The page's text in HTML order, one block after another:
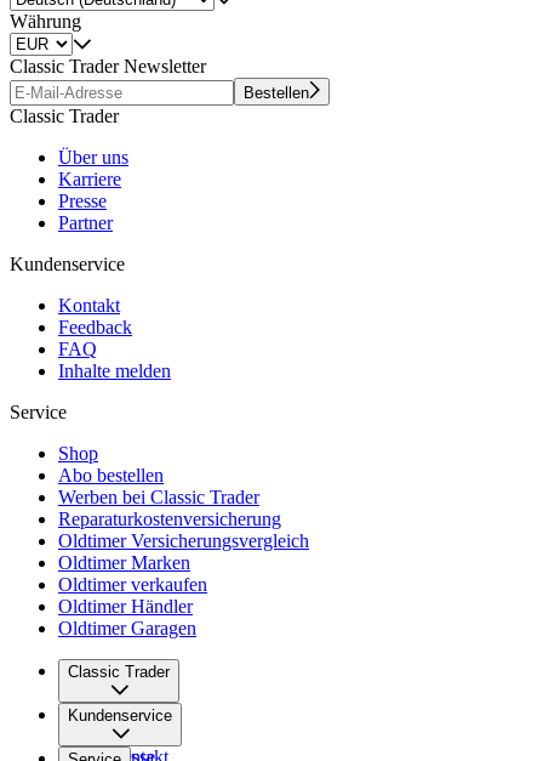
Währung
Classic Trader Newsletter
Bestellen
Classic Trader
Über uns
Karriere
Presse
Partner
Kundenservice
Kontakt
Feedback
FAQ
Inhalte melden
Service
Shop
Abo bestellen
Werben bei Classic Trader
Reparaturkostenversicherung
Oldtimer Versicherungsvergleich
Oldtimer Marken
Oldtimer verkaufen
Oldtimer Händler
Oldtimer Garagen
Classic Trader
Über uns
Karriere
Presse
Kundenservice
Kontakt